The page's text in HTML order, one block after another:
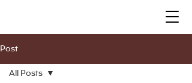
Post
All Posts